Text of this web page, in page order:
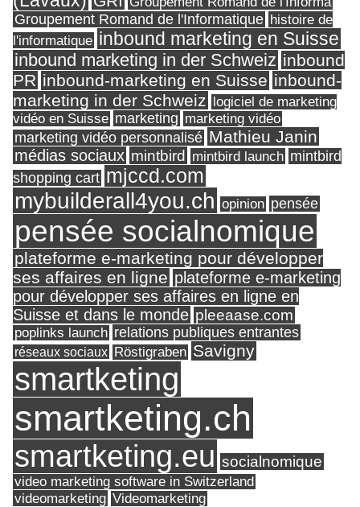
Groupement Romand de l'Informatique histoire de
l'informatique inbound marketing en Suisse
inbound marketing in der Schweiz inbound
PR inbound-marketing en Suisse inbound-
marketing in der Schweiz logiciel de marketing
vidéo en Suisse marketing marketing vidéo
marketing vidéo personnalisé Mathieu Janin
médias sociaux mintbird mintbird launch mintbird
shopping cart mjccd.com
mybuilderall4you.ch opinion pensée
pensée socialnomique
plateforme e-marketing pour développer
ses affaires en ligne plateforme e-marketing
pour développer ses affaires en ligne en
Suisse et dans le monde pleeaase.com
poplinks launch relations publiques entrantes
réseaux sociaux Röstigraben Savigny
smartketing
smartketing.ch
smartketing.eu socialnomique
video marketing software in Switzerland
videomarketing Videomarketing